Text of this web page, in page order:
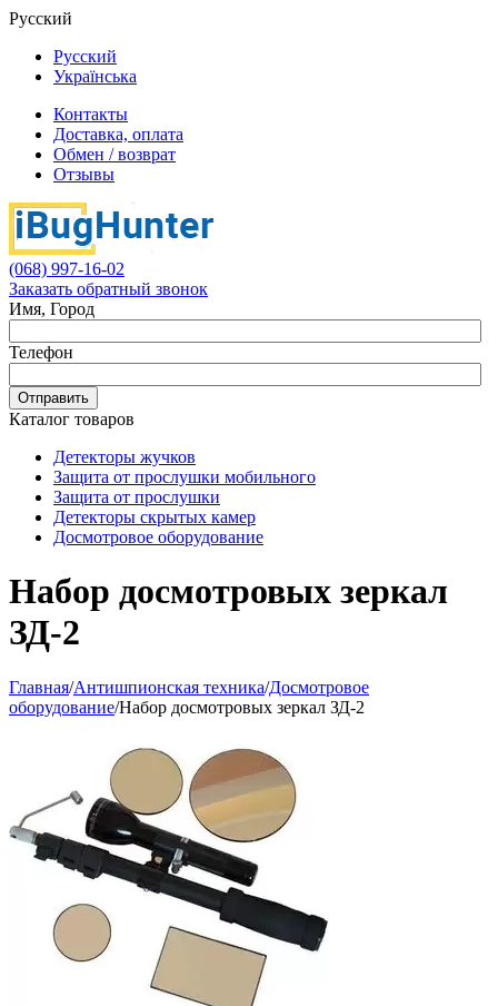
Русский
Русский
Українська
Контакты
Доставка, оплата
Обмен / возврат
Отзывы
(068) 997-16-02
Заказать обратный звонок
Имя, Город
Телефон
Отправить
Каталог товаров
Детекторы жучков
Защита от прослушки мобильного
Защита от прослушки
Детекторы скрытых камер
Досмотровое оборудование
Набор досмотровых зеркал
ЗД-2
Главная/Антишпионская техника/Досмотровое
оборудование/Набор досмотровых зеркал ЗД-2